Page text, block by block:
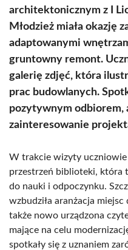
architektonicznym z I
Młodzież miała okazję
adaptowanymi
gruntowny remont.
galerię zdjęć, która
prac budowlanych.
pozytywnym odbiorem,
zainteresowanie
W trakcie wizyty uczniowie
przestrzeń biblioteki, która
do nauki i odpoczynku.
wzbudziła aranżacja
także nowo urządzona
mające na celu
spotkały się z uznaniem